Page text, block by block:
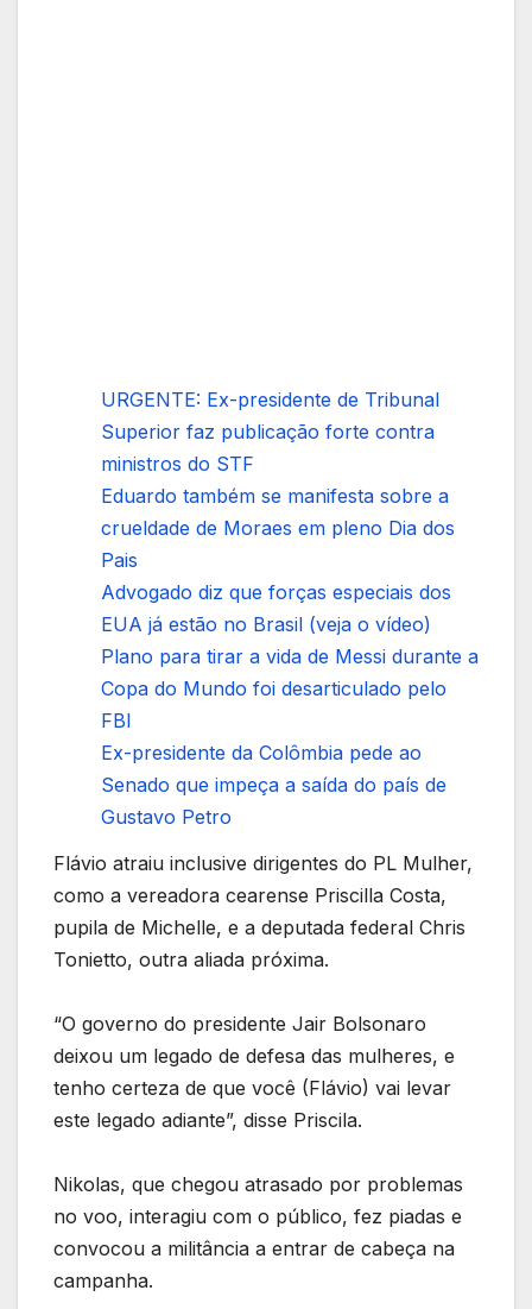
URGENTE: Ex-presidente de Tribunal
Superior faz publicação forte contra
ministros do STF
Eduardo também se manifesta sobre a
crueldade de Moraes em pleno Dia dos
Pais
Advogado diz que forças especiais dos
EUA já estão no Brasil (veja o vídeo)
Plano para tirar a vida de Messi durante a
Copa do Mundo foi desarticulado pelo
FBI
Ex-presidente da Colômbia pede ao
Senado que impeça a saída do país de
Gustavo Petro
Flávio atraiu inclusive dirigentes do PL Mulher,
como a vereadora cearense Priscilla Costa,
pupila de Michelle, e a deputada federal Chris
Tonietto, outra aliada próxima.
“O governo do presidente Jair Bolsonaro
deixou um legado de defesa das mulheres, e
tenho certeza de que você (Flávio) vai levar
este legado adiante”, disse Priscila.
Nikolas, que chegou atrasado por problemas
no voo, interagiu com o público, fez piadas e
convocou a militância a entrar de cabeça na
campanha.